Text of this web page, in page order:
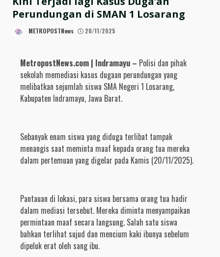
Perundungan di SMAN 1 Losarang
METROPOSTNews 20/11/2025
MetropostNews.com | Indramayu – Polisi dan pihak
sekolah memediasi kasus dugaan perundungan yang
melibatkan sejumlah siswa SMA Negeri 1 Losarang,
Kabupaten Indramayu, Jawa Barat.
Sebanyak enam siswa yang diduga terlibat tampak
menangis saat meminta maaf kepada orang tua mereka
dalam pertemuan yang digelar pada Kamis (20/11/2025).
Pantauan di lokasi, para siswa bersama orang tua hadir
dalam mediasi tersebut. Mereka diminta menyampaikan
permintaan maaf secara langsung. Salah satu siswa
bahkan terlihat sujud dan mencium kaki ibunya sebelum
dipeluk erat oleh sang ibu.